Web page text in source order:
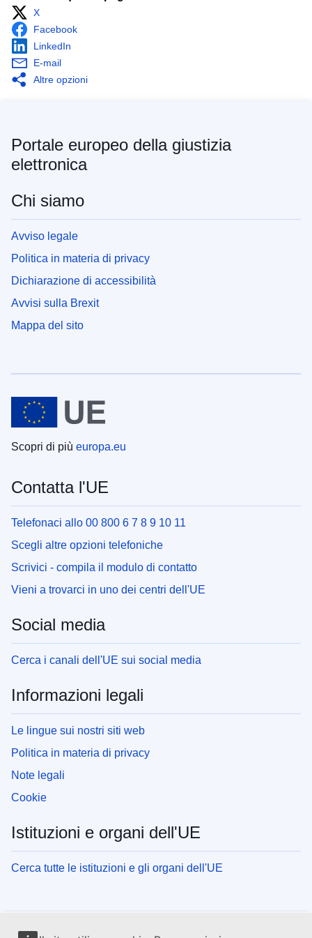
X
Facebook
LinkedIn
E-mail
Altre opzioni
Portale europeo della giustizia
elettronica
Chi siamo
Avviso legale
Politica in materia di privacy
Dichiarazione di accessibilità
Avvisi sulla Brexit
Mappa del sito
Scopri di più europa.eu
Contatta l'UE
Telefonaci allo 00 800 6 7 8 9 10 11
Scegli altre opzioni telefoniche
Scrivici - compila il modulo di contatto
Vieni a trovarci in uno dei centri dell'UE
Social media
Cerca i canali dell'UE sui social media
Informazioni legali
Le lingue sui nostri siti web
Politica in materia di privacy
Note legali
Cookie
Istituzioni e organi dell'UE
Cerca tutte le istituzioni e gli organi dell'UE